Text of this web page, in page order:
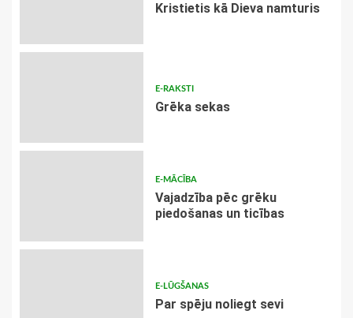
Kristietis kā Dieva namturis
E-RAKSTI
Grēka sekas
E-MĀCĪBA
Vajadzība pēc grēku
piedošanas un ticības
E-LŪGŠANAS
Par spēju noliegt sevi